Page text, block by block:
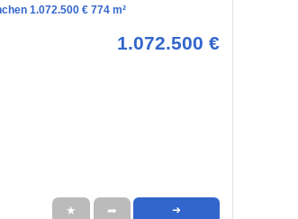
1.072.500 € 774 m²
1.072.500 €
★ ➦ ➜